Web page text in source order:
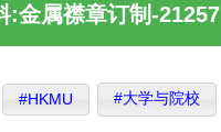
:金属襟章订制-21257
#HKMU #大学与院校